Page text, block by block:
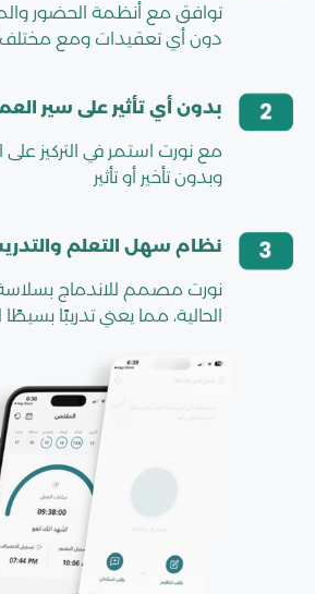
توافق مع أنظمة الحضور
دون أي تعقيدات ومع
بدون أي تأثير على سير
مع نورت استمر في التركيز
وبدون تأخير أو تأثير
نظام سهل التعلم
نورت مصمم للاندماج
الحالية، مما يعني تدريبًا